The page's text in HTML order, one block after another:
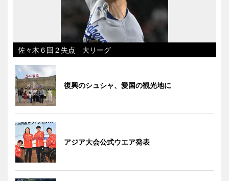
佐々木６回２失点 大リーグ
復興のシュシャ、愛国の観光地に
アジア大会公式ウエア発表